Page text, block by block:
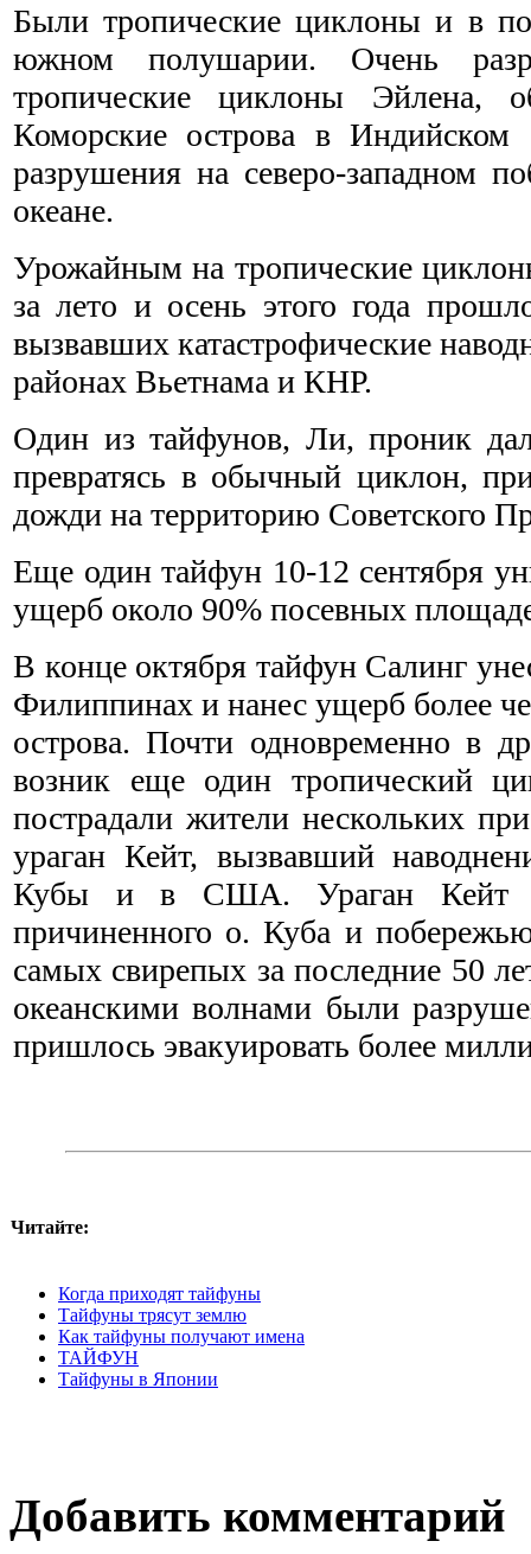
Были тропические циклоны и в
южном полушарии. Очень
тропические циклоны Эйлена,
Коморские острова в
разрушения на северо-западном
океане.
Урожайным на тропические
за лето и осень этого года
вызвавших катастрофические
районах Вьетнама и КНР.
Один из тайфунов, Ли, проник
превратясь в обычный циклон,
дожди на территорию Советского
Еще один тайфун 10-12 сентября
ущерб около 90% посевных
В конце октября тайфун Салинг
Филиппинах и нанес ущерб более
острова. Почти одновременно в
возник еще один тропический
пострадали жители нескольких
ураган Кейт, вызвавший
Кубы и в США. Ураган Кейт
причиненного о. Куба и
самых свирепых за последние 50
океанскими волнами были
пришлось эвакуировать более
Читайте:
Когда приходят тайфуны
Тайфуны трясут землю
Как тайфуны получают имена
ТАЙФУН
Тайфуны в Японии
Добавить комментарий